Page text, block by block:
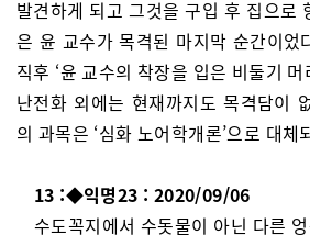
발견하게 되고 그것을 구입 후 집으로
은 윤 교수가 목격된 마지막 순간이었
직후 ‘윤 교수의 착장을 입은 비둘기
난전화 외에는 현재까지도 목격담이
의 과목은 ‘심화 노어학개론’으로 대체
13 :◆익명23 : 2020/09/06
수도꼭지에서 수돗물이 아닌 다른